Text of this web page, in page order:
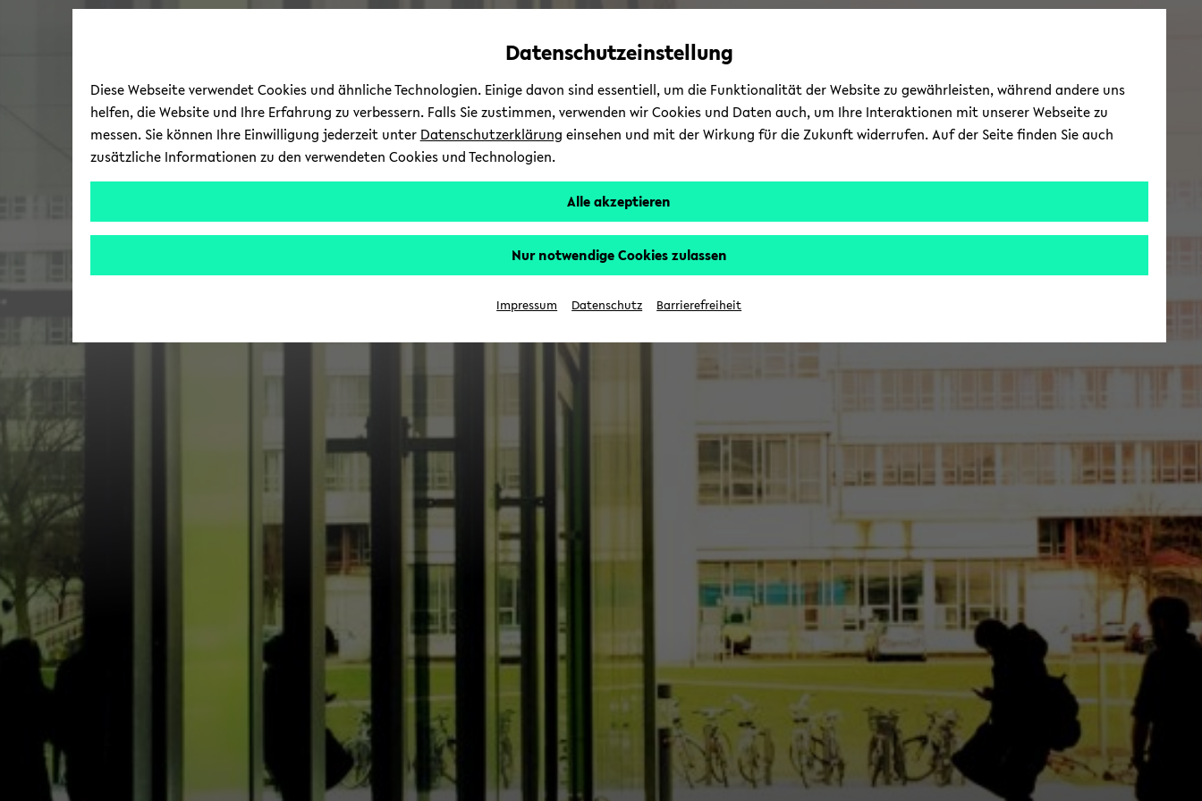
Automatische
vermeiden
skip
main
skip
main
skip
footer
Datenschutzeinstellung
Diese Webseite verwendet Cookies und ähnliche Technologien. Einige davon sind essentiell, um die Funktionalität der Website zu gewährleisten, während andere uns
helfen, die Website und Ihre Erfahrung zu verbessern. Falls Sie zustimmen, verwenden wir Cookies und Daten auch, um Ihre Interaktionen mit unserer Webseite zu
messen. Sie können Ihre Einwilligung jederzeit unter Datenschutzerklärung einsehen und mit der Wirkung für die Zukunft widerrufen. Auf der Seite finden Sie auch
zusätzliche Informationen zu den verwendeten Cookies und Technologien.
Alle akzeptieren
Nur notwendige Cookies zulassen
Impressum Datenschutz Barrierefreiheit